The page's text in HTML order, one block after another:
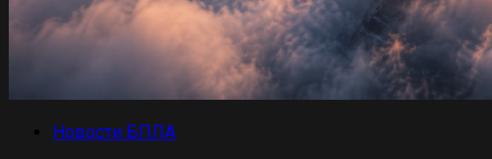
Новости БПЛА